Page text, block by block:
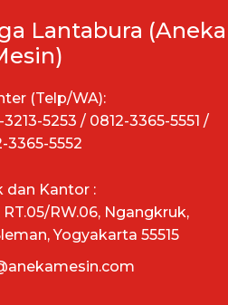
Lantabura (Aneka
(Telp/WA):
5253 / 0812-3365-5551 /
3365-5552
dan Kantor :
RW.06, Ngangkruk,
Yogyakarta 55515